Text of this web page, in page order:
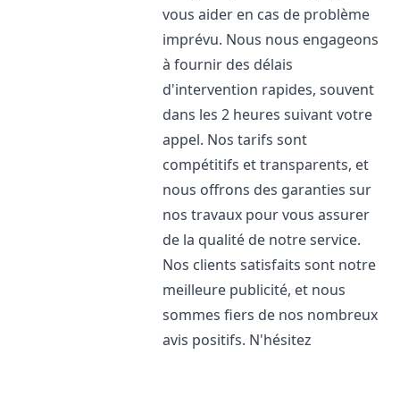
vous aider en cas de problème
imprévu. Nous nous engageons
à fournir des délais
d'intervention rapides, souvent
dans les 2 heures suivant votre
appel. Nos tarifs sont
compétitifs et transparents, et
nous offrons des garanties sur
nos travaux pour vous assurer
de la qualité de notre service.
Nos clients satisfaits sont notre
meilleure publicité, et nous
sommes fiers de nos nombreux
avis positifs. N'hésitez